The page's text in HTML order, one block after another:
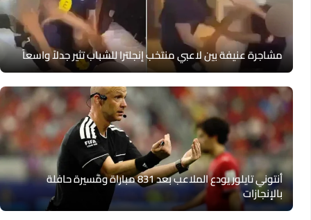
مشاجرة عنيفة بين لاعبي منتخب إنجلترا للشباب تثير جدلاً واسعاً
أنتوني تايلور يودع الملاعب بعد 831 مباراة ومسيرة حافلة
بالإنجازات